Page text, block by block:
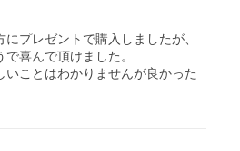
プレゼントで購入しましたが、
喜んで頂けました。
いことはわかりませんが良かった